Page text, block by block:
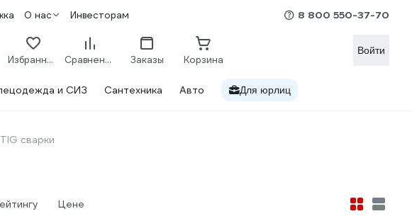
О нас Инвесторам 8 800 550-37-70
Избранное Сравнение Заказы Корзина
Войти
и СИЗ Сантехника Авто Для юрлиц
сварки
Цене